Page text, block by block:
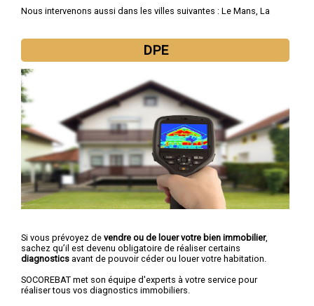
Nous intervenons aussi dans les villes suivantes : Le Mans, La
DPE
Si vous prévoyez de vendre ou de louer votre bien immobilier,
sachez qu’il est devenu obligatoire de réaliser certains
diagnostics avant de pouvoir céder ou louer votre habitation.
SOCOREBAT met son équipe d'experts à votre service pour
réaliser tous vos diagnostics immobiliers.